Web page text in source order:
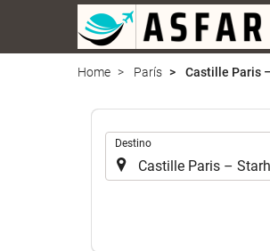
Home París Castille Paris
Destino